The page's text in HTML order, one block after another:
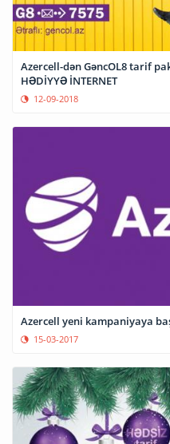
Azercell-dən GəncOL8 tarif
HƏDİYYƏ İNTERNET
12-09-2018
Azercell yeni kampaniyaya
15-03-2017